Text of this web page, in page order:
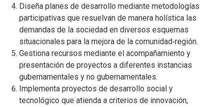
Diseña planes de desarrollo mediante metodologías
participativas que resuelvan de manera holística las
demandas de la sociedad en diversos esquemas
situacionales para la mejora de la comunidad‐región.
Gestiona recursos mediante el acompañamiento y
presentación de proyectos a diferentes instancias
gubernamentales y no gubernamentales.
Implementa proyectos de desarrollo social y
tecnológico que atienda a criterios de innovación,